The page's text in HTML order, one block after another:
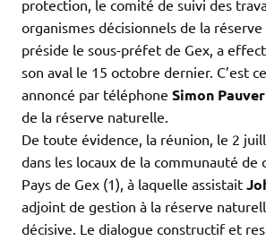
protection, le comité de suivi des
organismes décisionnels de la
préside le sous-préfet de Gex, a
son aval le 15 octobre dernier. C’est
annoncé par téléphone Simon
de la réserve naturelle.
De toute évidence, la réunion, le 2
dans les locaux de la communauté de
Pays de Gex (1), à laquelle assistait
adjoint de gestion à la réserve
décisive. Le dialogue constructif et